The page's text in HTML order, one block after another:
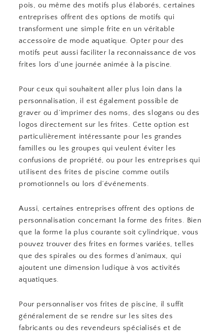
pois, ou même des motifs plus élaborés, certaines
entreprises offrent des options de motifs qui
transforment une simple frite en un véritable
accessoire de mode aquatique. Opter pour des
motifs peut aussi faciliter la reconnaissance de vos
frites lors d’une journée animée à la piscine.
Pour ceux qui souhaitent aller plus loin dans la
personnalisation, il est également possible de
graver ou d’imprimer des noms, des slogans ou des
logos directement sur les frites. Cette option est
particulièrement intéressante pour les grandes
familles ou les groupes qui veulent éviter les
confusions de propriété, ou pour les entreprises qui
utilisent des frites de piscine comme outils
promotionnels ou lors d’événements.
Aussi, certaines entreprises offrent des options de
personnalisation concernant la forme des frites. Bien
que la forme la plus courante soit cylindrique, vous
pouvez trouver des frites en formes variées, telles
que des spirales ou des formes d’animaux, qui
ajoutent une dimension ludique à vos activités
aquatiques.
Pour personnaliser vos frites de piscine, il suffit
généralement de se rendre sur les sites des
fabricants ou des revendeurs spécialisés et de